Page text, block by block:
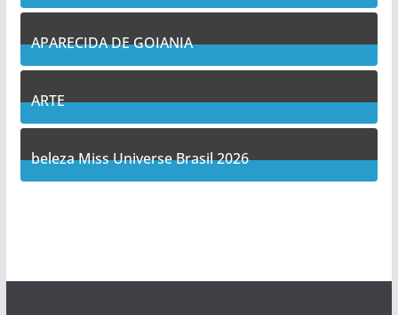
11Posts
APARECIDA DE GOIANIA
13Posts
ARTE
5Posts
beleza Miss Universe Brasil 2026